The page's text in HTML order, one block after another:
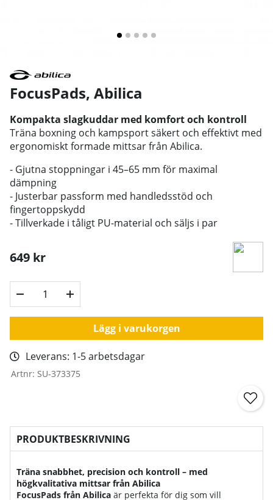
FocusPads, Abilica
Kompakta slagkuddar med komfort och kontroll
Träna boxning och kampsport säkert och effektivt med
ergonomiskt formade mittsar från Abilica.
- Gjutna stoppningar i 45–65 mm för maximal
dämpning
- Justerbar passform med handledsstöd och
fingertoppskydd
- Tillverkade i tåligt PU-material och säljs i par
649 kr
Lägg i varukorgen
Leverans: 1-5 arbetsdagar
Artnr: SU-373375
PRODUKTBESKRIVNING
Träna snabbhet, precision och kontroll – med
högkvalitativa mittsar från Abilica
FocusPads från Abilica är perfekta för dig som vill